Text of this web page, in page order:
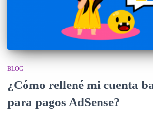
BLOG
¿Cómo rellené mi cuenta
para pagos AdSense?